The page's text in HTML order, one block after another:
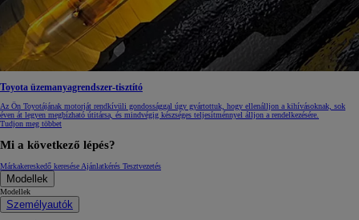
Toyota üzemanyagrendszer-tisztító
Az Ön Toyotájának motorját rendkívüli gondossággal úgy gyártottuk, hogy ellenálljon a kihívásoknak, sok
éven át legyen megbízható útitársa, és mindvégig készséges teljesítménnyel álljon a rendelkezésére.
Tudjon meg többet
Mi a következő lépés?
Márkakereskedő kereséseAjánlatkérés Tesztvezetés
Modellek
Modellek
Személyautók